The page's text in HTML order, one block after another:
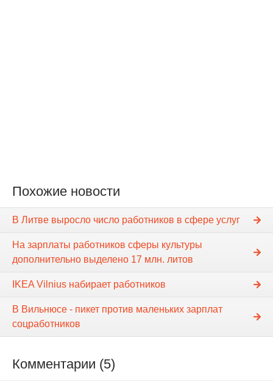
Похожие новости
В Литве выросло число работников в сфере услуг
На зарплаты работников сферы культуры
дополнительно выделено 17 млн. литов
IKEA Vilnius набирает работников
В Вильнюсе - пикет против маленьких зарплат
соцработников
Комментарии (5)